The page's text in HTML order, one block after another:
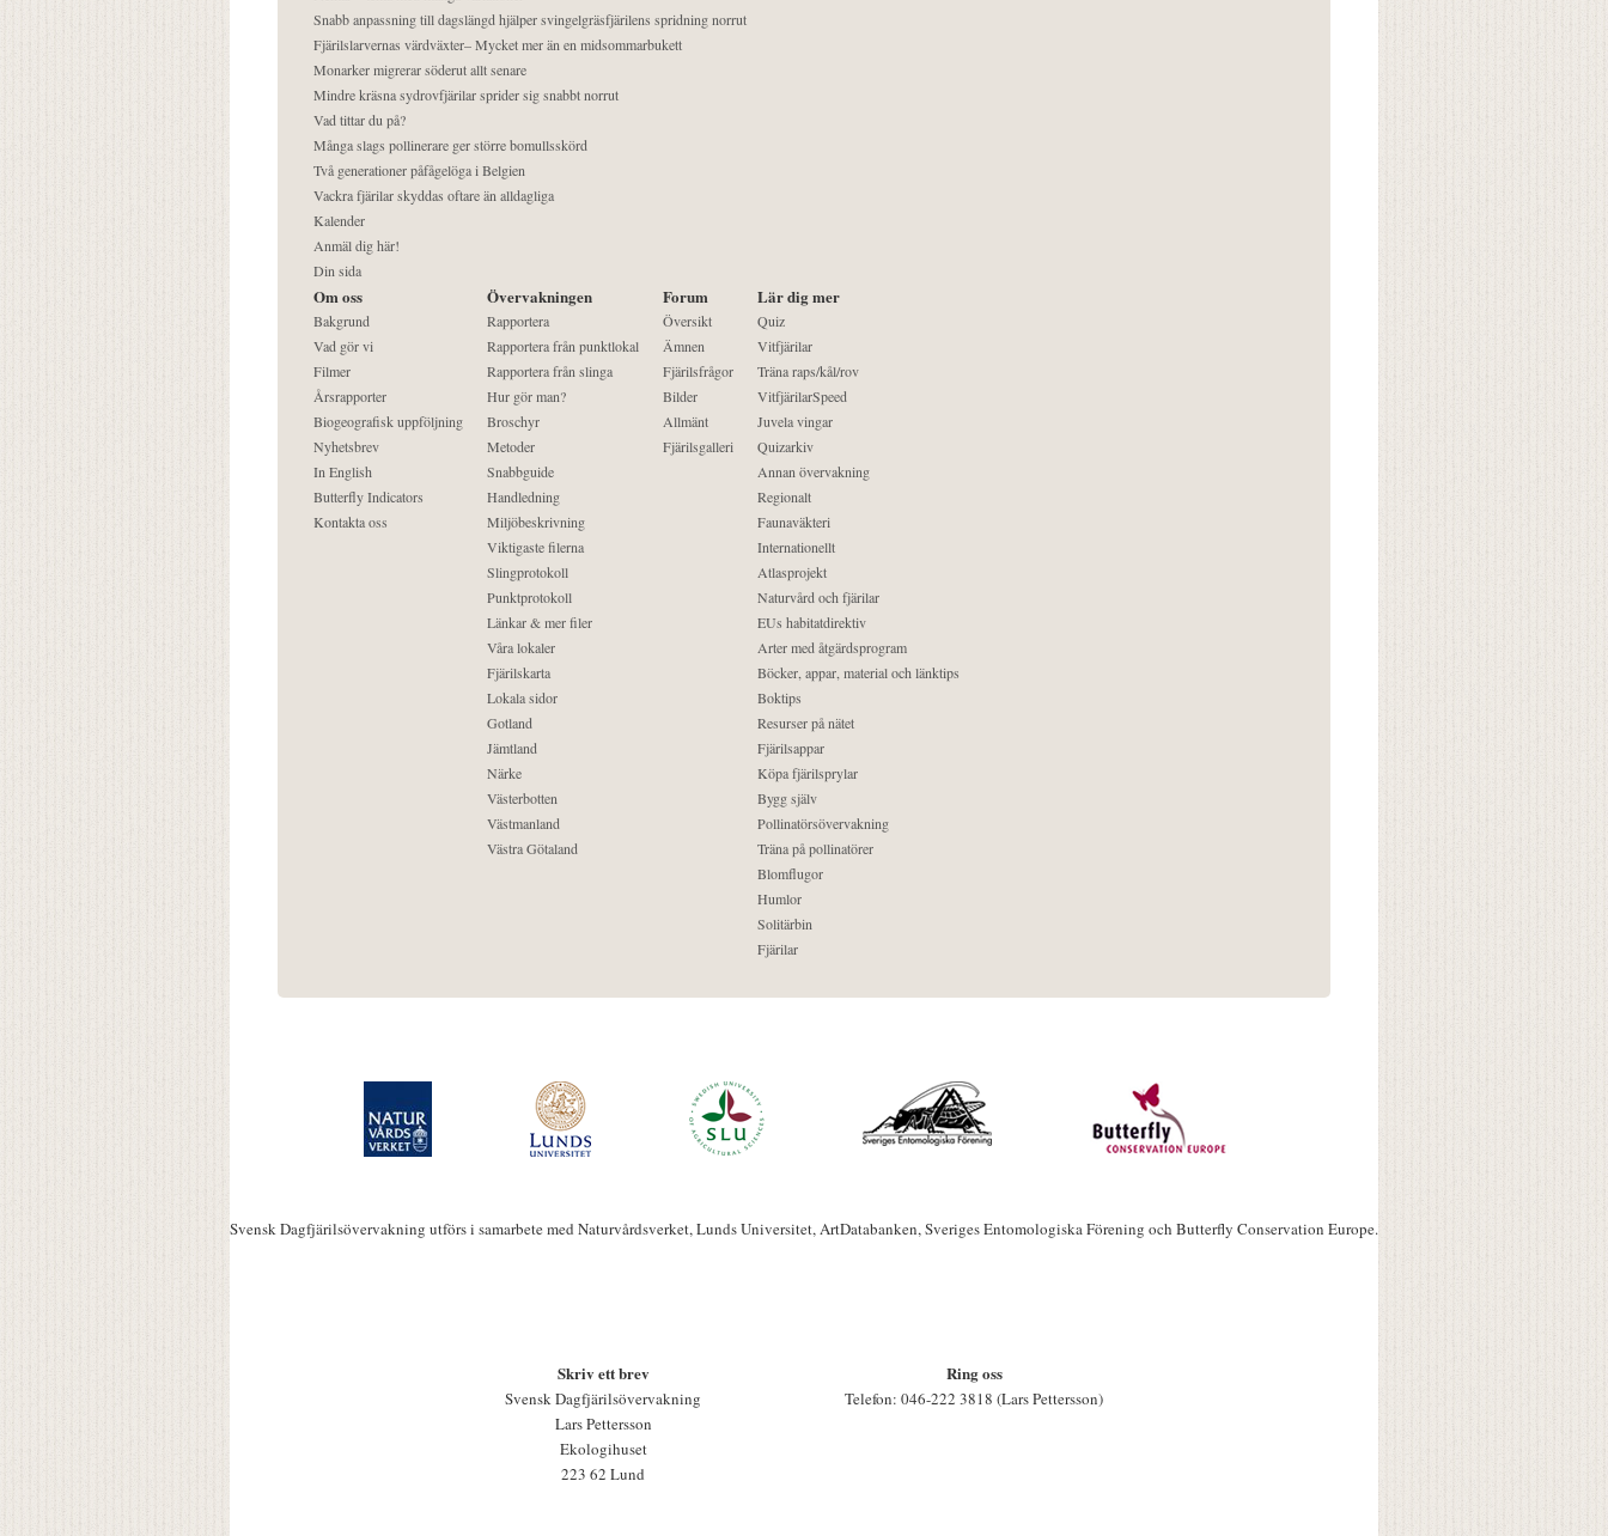
Snabb anpassning till dagslängd hjälper svingelgräsfjärilens spridning norrut
Fjärilslarvernas värdväxter– Mycket mer än en midsommarbukett
Monarker migrerar söderut allt senare
Mindre kräsna sydrovfjärilar sprider sig snabbt norrut
Vad tittar du på?
Många slags pollinerare ger större bomullsskörd
Två generationer påfågelöga i Belgien
Vackra fjärilar skyddas oftare än alldagliga
Kalender
Anmäl dig här!
Din sida
Om oss
Bakgrund
Vad gör vi
Filmer
Årsrapporter
Biogeografisk uppföljning
Nyhetsbrev
In English
Butterfly Indicators
Kontakta oss
Övervakningen
Rapportera
Rapportera från punktlokal
Rapportera från slinga
Hur gör man?
Broschyr
Metoder
Snabbguide
Handledning
Miljöbeskrivning
Viktigaste filerna
Slingprotokoll
Punktprotokoll
Länkar & mer filer
Våra lokaler
Fjärilskarta
Lokala sidor
Gotland
Jämtland
Närke
Västerbotten
Västmanland
Västra Götaland
Forum
Översikt
Ämnen
Fjärilsfrågor
Bilder
Allmänt
Fjärilsgalleri
Lär dig mer
Quiz
Vitfjärilar
Träna raps/kål/rov
VitfjärilarSpeed
Juvela vingar
Quizarkiv
Annan övervakning
Regionalt
Faunaväkteri
Internationellt
Atlasprojekt
Naturvård och fjärilar
EUs habitatdirektiv
Arter med åtgärdsprogram
Böcker, appar, material och länktips
Boktips
Resurser på nätet
Fjärilsappar
Köpa fjärilsprylar
Bygg själv
Pollinatörsövervakning
Träna på pollinatörer
Blomflugor
Humlor
Solitärbin
Fjärilar
Svensk Dagfjärilsövervakning utförs i samarbete med Naturvårdsverket, Lunds Universitet, ArtDatabanken, Sveriges Entomologiska Förening och Butterfly Conservation Europe.
Skriv ett brev
Svensk Dagfjärilsövervakning
Lars Pettersson
Ekologihuset
223 62 Lund
Ring oss
Telefon: 046-222 3818 (Lars Pettersson)